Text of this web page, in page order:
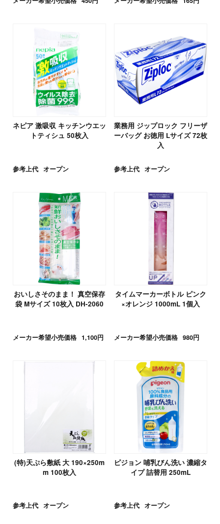
ネピア 激吸収 キッチンウエッ
トティシュ 50枚入
参考上代 オープン
業務用 ジップロック フリーザ
ーバッグ お徳用 Lサイズ 72枚
入
参考上代 オープン
おいしさそのまま！ 真空保存
袋 Mサイズ 10枚入 DH-2060
メーカー希望小売価格 1,100円
タイムマーカーボトル ピンク
×オレンジ 1000mL 1個入
メーカー希望小売価格 980円
(特)天ぷら敷紙 大 190×250m
m 100枚入
参考上代 オープン
ピジョン 哺乳びん洗い 濃縮タ
イプ 詰替用 250mL
参考上代 オープン